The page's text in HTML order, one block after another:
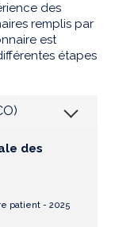
des
remplis par
est
étapes
des
patient - 2025